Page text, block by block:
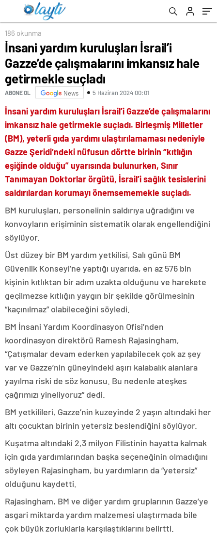
suçladı
186 okunma
İnsani yardım kuruluşları İsrail’i
Gazze’de çalışmalarını imkansız hale
getirmekle suçladı
ABONE OL News 5 Haziran 2024 00:01
İnsani yardım kuruluşları İsrail’i Gazze’de çalışmalarını
imkansız hale getirmekle suçladı. Birleşmiş Milletler
(BM), yeterli gıda yardımı ulaştırılamaması nedeniyle
Gazze Şeridi’ndeki nüfusun dörtte birinin “kıtlığın
eşiğinde olduğu” uyarısında bulunurken, Sınır
Tanımayan Doktorlar örgütü, İsrail’i sağlık tesislerini
saldırılardan korumayı önemsememekle suçladı.
BM kuruluşları, personelinin saldırıya uğradığını ve
konvoyların erişiminin sistematik olarak engellendiğini
söylüyor.
Üst düzey bir BM yardım yetkilisi, Salı günü BM
Güvenlik Konseyi’ne yaptığı uyarıda, en az 576 bin
kişinin kıtlıktan bir adım uzakta olduğunu ve harekete
geçilmezse kıtlığın yaygın bir şekilde görülmesinin
“kaçınılmaz” olabileceğini söyledi.
BM İnsani Yardım Koordinasyon Ofisi’nden
koordinasyon direktörü Ramesh Rajasingham,
“Çatışmalar devam ederken yapılabilecek çok az şey
var ve Gazze’nin güneyindeki aşırı kalabalık alanlara
yayılma riski de söz konusu. Bu nedenle ateşkes
çağrımızı yineliyoruz” dedi.
BM yetkilileri, Gazze’nin kuzeyinde 2 yaşın altındaki her
altı çocuktan birinin yetersiz beslendiğini söylüyor.
Kuşatma altındaki 2,3 milyon Filistinin hayatta kalmak
için gıda yardımlarından başka seçeneğinin olmadığını
söyleyen Rajasingham, bu yardımların da “yetersiz”
olduğunu kaydetti.
Rajasingham, BM ve diğer yardım gruplarının Gazze’ye
asgari miktarda yardım malzemesi ulaştırmada bile
çok büyük zorluklarla karşılaştıklarını belirtti.